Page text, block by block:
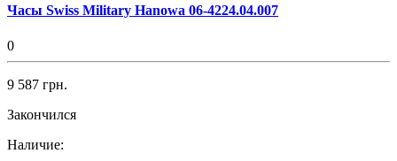
Часы Swiss Military Hanowa 06-4224.04.007
0
9 587 грн.
Закончился
Наличие: